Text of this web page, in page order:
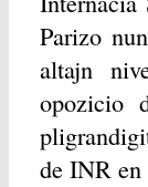
Parizo
altajn
opozicio
de INR en